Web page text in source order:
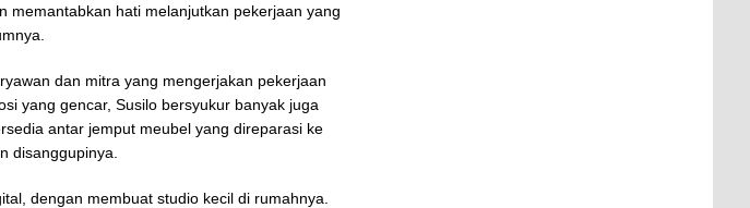
memantabkan hati melanjutkan pekerjaan yang
dan mitra yang mengerjakan pekerjaan
yang gencar, Susilo bersyukur banyak juga
antar jemput meubel yang direparasi ke
disanggupinya.
dengan membuat studio kecil di rumahnya.